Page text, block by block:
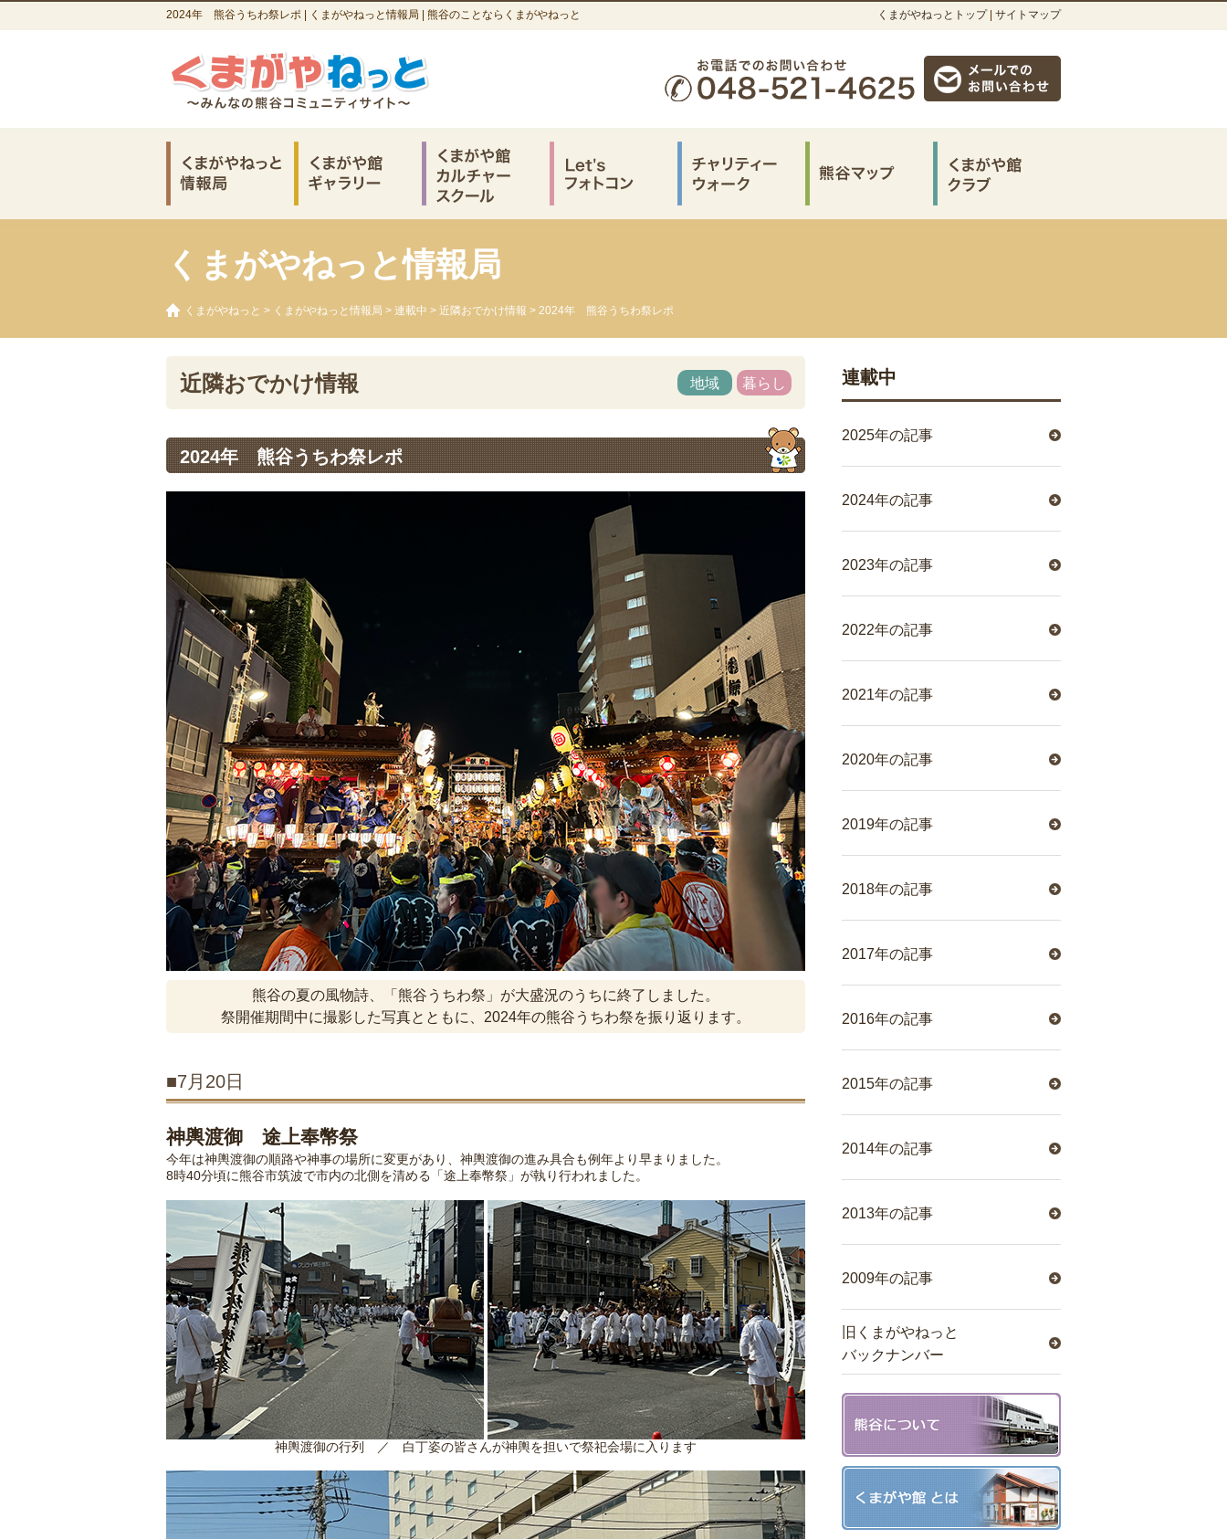
2024年 熊谷うちわ祭レポ | くまがやねっと情報局 | 熊谷のことならくまがやねっと くまがやねっとトップ| サイトマップ
くまがやねっと情報局
くまがやねっと > くまがやねっと情報局 > 連載中 > 近隣おでかけ情報 > 2024年 熊谷うちわ祭レポ
近隣おでかけ情報 暮らし
地域
2024年 熊谷うちわ祭レポ
熊谷の夏の風物詩、「熊谷うちわ祭」が大盛況のうちに終了しました。
祭開催期間中に撮影した写真とともに、2024年の熊谷うちわ祭を振り返ります。
■7月20日
神輿渡御 途上奉幣祭
今年は神輿渡御の順路や神事の場所に変更があり、神輿渡御の進み具合も例年より早まりました。
8時40分頃に熊谷市筑波で市内の北側を清める「途上奉幣祭」が執り行われました。
神輿渡御の行列 ／ 白丁姿の皆さんが神輿を担いで祭祀会場に入ります
連載中
2025年の記事
2024年の記事
2023年の記事
2022年の記事
2021年の記事
2020年の記事
2019年の記事
2018年の記事
2017年の記事
2016年の記事
2015年の記事
2014年の記事
2013年の記事
2009年の記事
旧くまがやねっと
バックナンバー